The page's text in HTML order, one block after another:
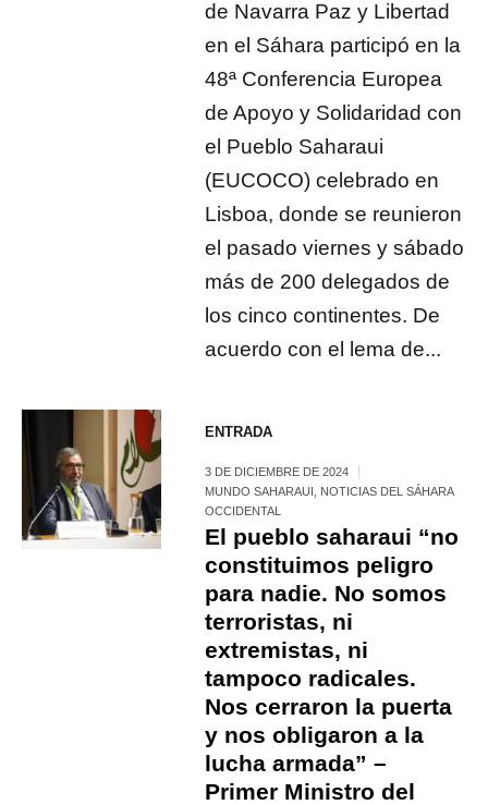
de Navarra Paz y Libertad
en el Sáhara participó en la
48ª Conferencia Europea
de Apoyo y Solidaridad con
el Pueblo Saharaui
(EUCOCO) celebrado en
Lisboa, donde se reunieron
el pasado viernes y sábado
más de 200 delegados de
los cinco continentes. De
acuerdo con el lema de...
ENTRADA
3 DE DICIEMBRE DE 2024
MUNDO SAHARAUI
NOTICIAS DEL SÁHARA
OCCIDENTAL
El pueblo saharaui “no
constituimos peligro
para nadie. No somos
terroristas, ni
extremistas, ni
tampoco radicales.
Nos cerraron la puerta
y nos obligaron a la
lucha armada” –
Primer Ministro del